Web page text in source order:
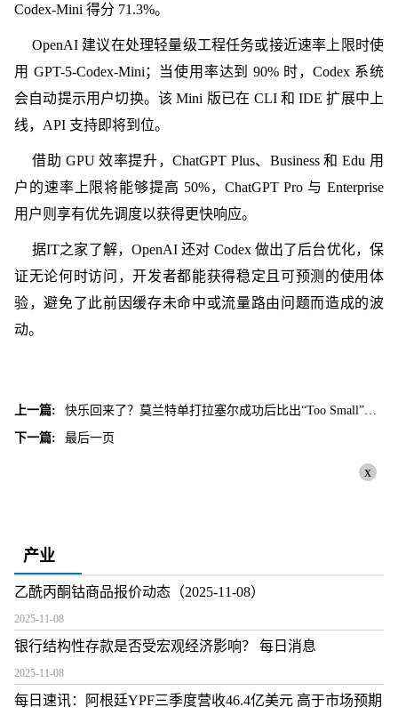
Codex-Mini 得分 71.3%。
OpenAI 建议在处理轻量级工程任务或接近速率上限时使
用 GPT-5-Codex-Mini；当使用率达到 90% 时，Codex 系统
会自动提示用户切换。该 Mini 版已在 CLI 和 IDE 扩展中上
线，API 支持即将到位。
借助 GPU 效率提升，ChatGPT Plus、Business 和 Edu 用
户的速率上限将能够提高 50%，ChatGPT Pro 与 Enterprise
用户则享有优先调度以获得更快响应。
据IT之家了解，OpenAI 还对 Codex 做出了后台优化，保
证无论何时访问，开发者都能获得稳定且可预测的使用体
验，避免了此前因缓存未命中或流量路由问题而造成的波
动。
上一篇: 快乐回来了？莫兰特单打拉塞尔成功后比出“Too Small”手势
下一篇: 最后一页
x
产业
乙酰丙酮钴商品报价动态（2025-11-08）
2025-11-08
银行结构性存款是否受宏观经济影响？ 每日消息
2025-11-08
每日速讯：阿根廷YPF三季度营收46.4亿美元 高于市场预期